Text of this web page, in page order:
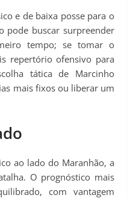
e de baixa posse para o
pode buscar surpreender
tempo; se tomar o
repertório ofensivo para
tática de Marcinho
mais fixos ou liberar um
ao lado do Maranhão, a
O prognóstico mais
com vantagem